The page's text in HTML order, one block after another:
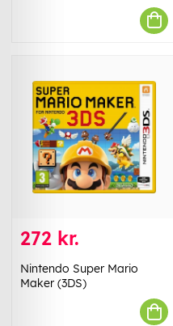
272 kr.
Nintendo Super Mario
Maker (3DS)